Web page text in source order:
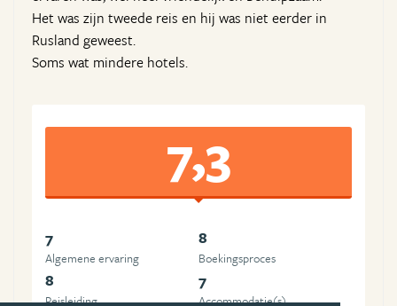
Het was zijn tweede reis en hij was niet eerder in
Rusland geweest.
Soms wat mindere hotels.
7,3
7
Algemene ervaring
8
Boekingsproces
8
Reisleiding
7
Accommodatie(s)